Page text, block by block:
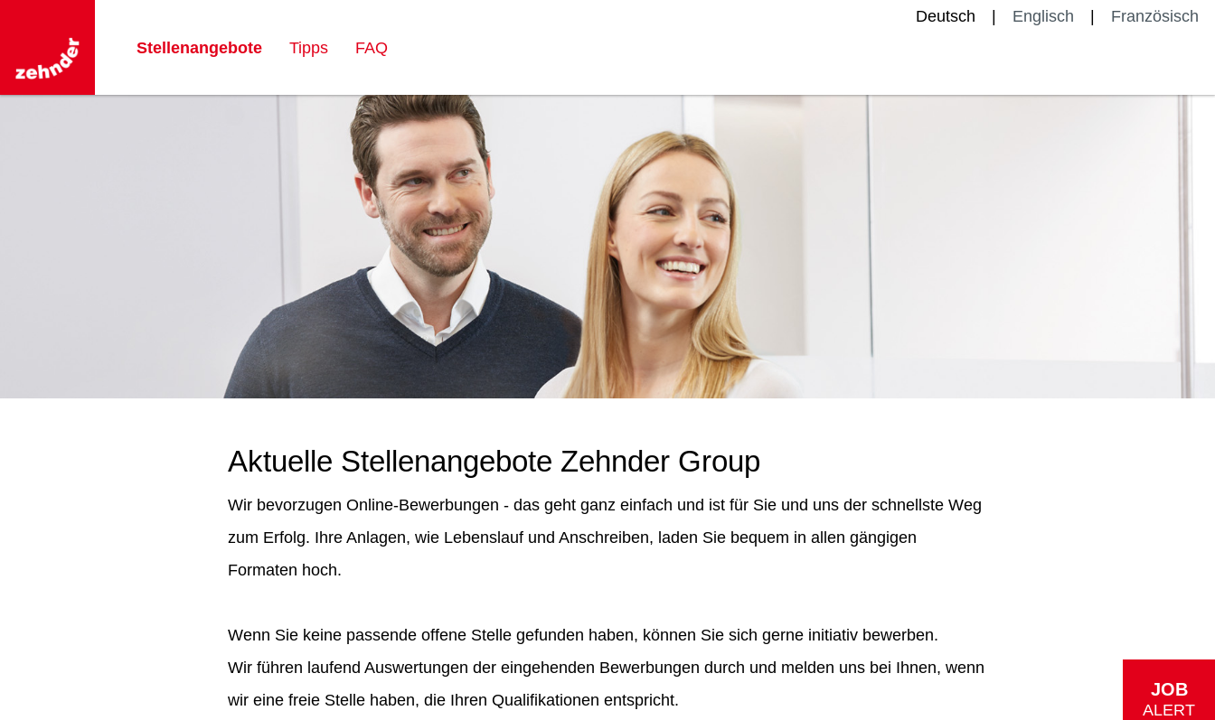
Deutsch Englisch
Französisch
Stellenangebote
Tipps FAQ
Aktuelle Stellenangebote Zehnder Group
Wir bevorzugen Online-Bewerbungen - das geht ganz einfach und ist für Sie und uns der schnellste Weg
zum Erfolg. Ihre Anlagen, wie Lebenslauf und Anschreiben, laden Sie bequem in allen gängigen
Formaten hoch.
Wenn Sie keine passende offene Stelle gefunden haben, können Sie sich gerne initiativ bewerben.
Wir führen laufend Auswertungen der eingehenden Bewerbungen durch und melden uns bei Ihnen, wenn
wir eine freie Stelle haben, die Ihren Qualifikationen entspricht.
JOB
ALERT